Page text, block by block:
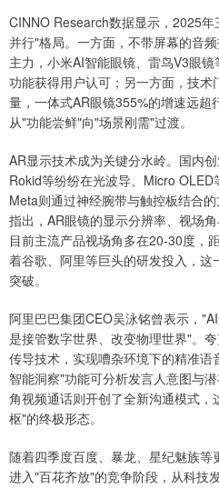
CINNO Research数据显示，2025
并行"格局。一方面，不带屏幕的音
主力，小米AI智能眼镜、雷鸟V3眼
功能获得用户认可；另一方面，技
量，一体式AR眼镜355%的增速远超
从"功能尝鲜"向"场景刚需"过渡。
AR显示技术成为关键分水岭。国内创
Rokid等纷纷在光波导、Micro
Meta则通过神经腕带与触控板结合
指出，AR眼镜的显示分辨率、视场
目前主流产品视场角多在20-30度，
着谷歌、阿里等巨头的研发投入，
突破。
阿里巴巴集团CEO吴泳铭曾表示，
是接管数字世界、改变物理世界"。
传导技术，实现嘈杂环境下的精准
智能洞察"功能可分析发言人意图与
角视频通话则开创了全新沟通模式，
枢"的终极形态。
随着四季度百度、暴龙、星纪魅族
进入"百花齐放"的竞争阶段，从科技